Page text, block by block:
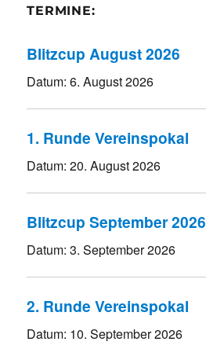
TERMINE:
Blitzcup August 2026
Datum:6. August 2026
1. Runde Vereinspokal
Datum:20. August 2026
Blitzcup September 2026
Datum:3. September 2026
2. Runde Vereinspokal
Datum: 10. September 2026